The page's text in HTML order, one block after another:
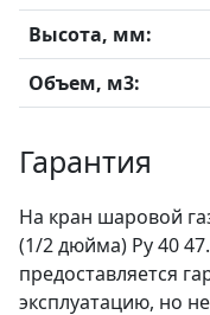
Высота, мм:
Объем, м3:
Гарантия
На кран шаровой
(1/2 дюйма) Ру 40
предоставляется
эксплуатацию, но